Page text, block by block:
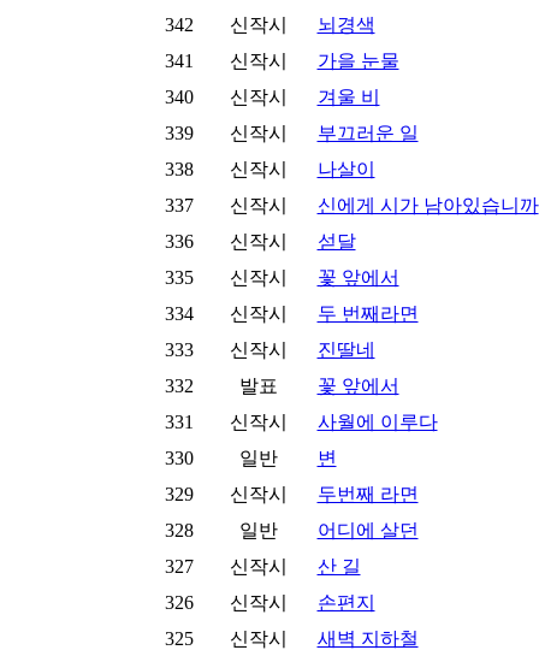
342
신작시
뇌경색
341
신작시
가을 눈물
340
신작시
겨울 비
339
신작시
부끄러운 일
338
신작시
나살이
337
신작시
신에게 시가 남아있습니까
336
신작시
섣달
335
신작시
꽃 앞에서
334
신작시
두 번째라면
333
신작시
진딸네
332
발표
꽃 앞에서
331
신작시
사월에 이루다
330
일반
변
329
신작시
두번째 라면
328
일반
어디에 살던
327
신작시
산 길
326
신작시
손편지
325
신작시
새벽 지하철